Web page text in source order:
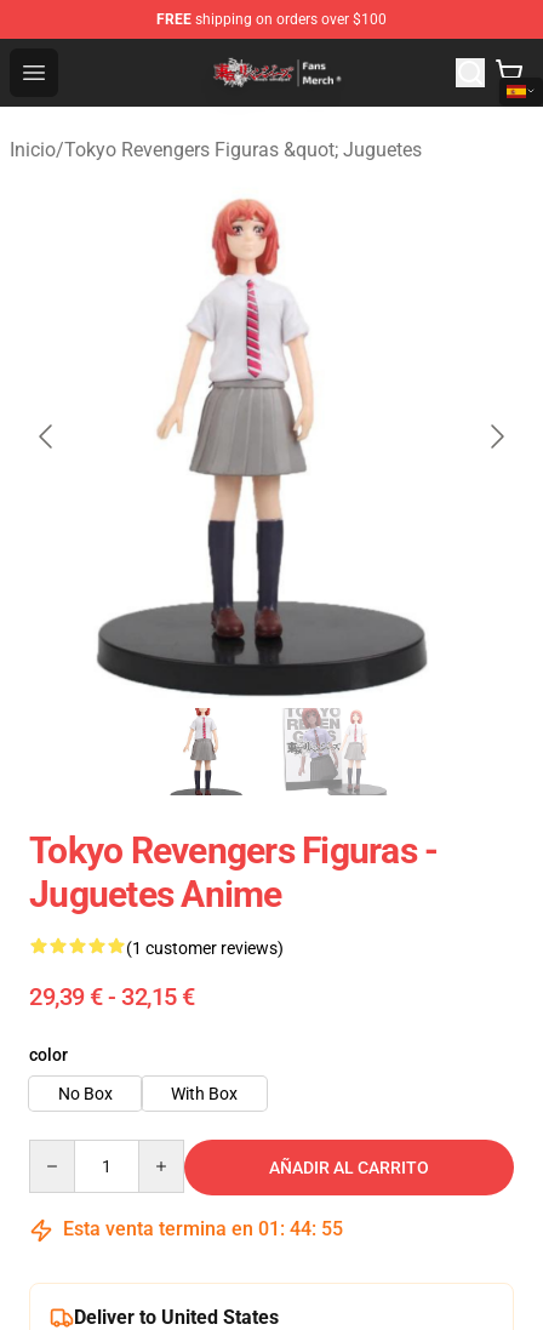
FREE shipping on orders over $100
Open menu
Tokyo Revengers Store - Official Tokyo Revengers
Inicio/Tokyo Revengers Figuras &quot; Juguetes
Tokyo Revengers Figuras -
Juguetes Anime
(1 customer reviews)
29,39 € - 32,15 €
color
No Box
With Box
AÑADIR AL CARRITO
Esta venta termina en 01 : 44: 54
Deliver to United States